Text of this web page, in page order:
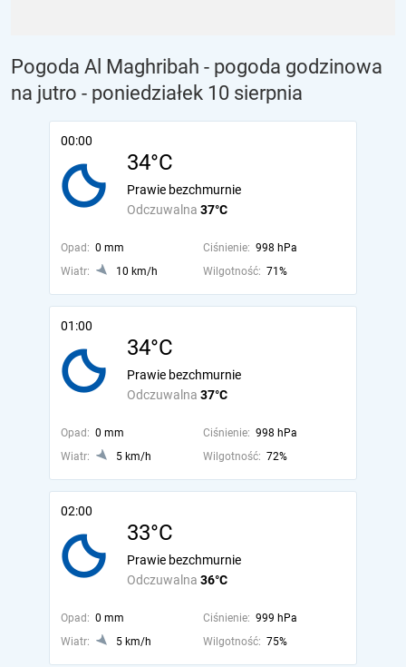
Pogoda Al Maghribah - pogoda godzinowa
na jutro - poniedziałek 10 sierpnia
00:00
34°C
Odczuwalna 37°C
Prawie bezchmurnie
Opad: 0 mm Ciśnienie: 998 hPa
Wiatr:
10 km/h Wilgotność: 71%
01:00
34°C
Odczuwalna 37°C
Prawie bezchmurnie
Opad: 0 mm Ciśnienie: 998 hPa
Wiatr:
5 km/h Wilgotność: 72%
02:00
33°C
Odczuwalna 36°C
Prawie bezchmurnie
Opad: 0 mm Ciśnienie: 999 hPa
Wiatr:
5 km/h Wilgotność: 75%